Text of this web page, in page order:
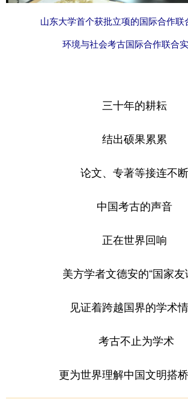
山东大学首个获批立项的国际合作联
环境与社会考古国际合作联合
三十年的耕耘
结出硕果累累
论文、专著等接连不断
中国考古的声音
正在世界回响
美方学者文德安的“国家友
见证着跨越国界的学术
考古不止为学术
更为世界理解中国文明搭